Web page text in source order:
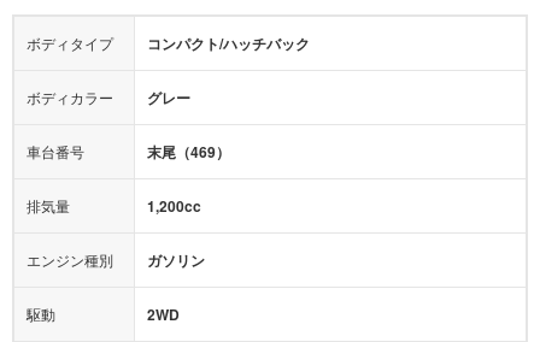
エアロパーツ
ローダウン
カーナビ：HDDナビ
CD
ミュージックプレイヤー接続可
後席モニター
カメラ：バック
エアバッグ：
ダブルエアバッグ
衝撃緩和ヘッドレスト
サポカー
アクセル踏み間違い（誤発進）防止装置
アダプティブクルーズコントロール
ボディタイプ コンパクト/ハッチバック
ボディカラー グレー
車台番号 末尾（469）
排気量 1,200cc
エンジン種別 ガソリン
駆動 2WD